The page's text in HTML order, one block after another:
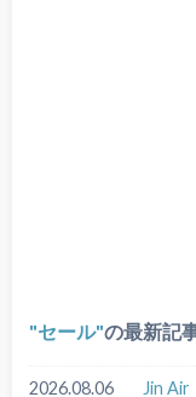
セール の最新記
2026.08.06
Jin